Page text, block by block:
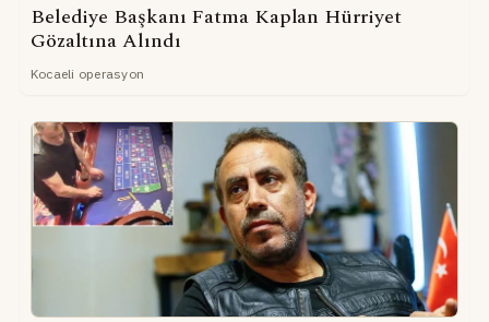
Belediye Başkanı Fatma Kaplan Hürriyet
Gözaltına Alındı
Kocaeli operasyon